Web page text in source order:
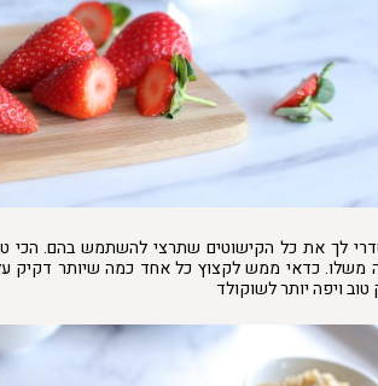
לך את כל הקישוטים שתרצי להשתמש בהם. הכי
משלו. כדאי ממש לקצוץ כל אחד כמה שיותר דקיק
טוב ויפה יותר לשוקולד